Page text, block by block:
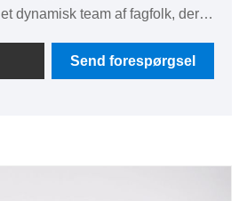
dynamisk team af fagfolk, der
om overlegen kvalitet og
om det er indviklet
af fremragende
Send forespørgsel